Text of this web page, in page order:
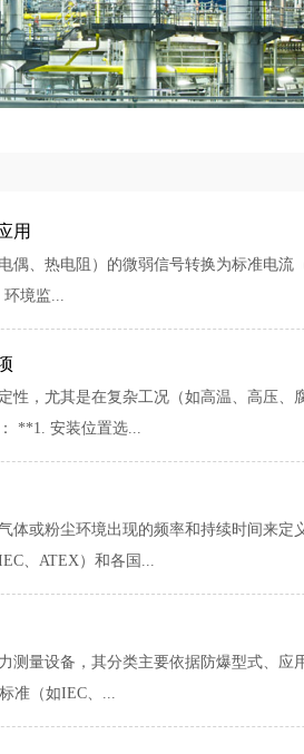
用
、热电阻）的微弱信号转换为标准电流
境监...
性，尤其是在复杂工况（如高温、高压、
**1. 安装位置选...
体或粉尘环境出现的频率和持续时间来
、ATEX）和各国...
测量设备，其分类主要依据防爆型式、应
准（如IEC、...